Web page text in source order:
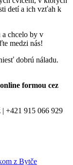
detí a ich vzťah k
a chcelo by v
medzi nás!
dobrú náladu.
formou cez
| +421 915 066 929